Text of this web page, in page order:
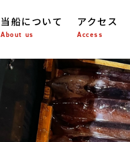
当船について
About us
アクセス
Access